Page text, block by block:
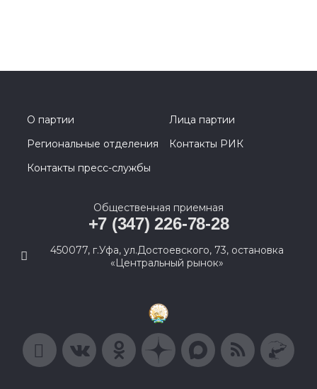
О партии
Лица партии
Региональные отделения
Контакты РИК
Контакты пресс-службы
Общественная приемная
+7 (347) 226-78-28
450077, г.Уфа, ул.Достоевского, 73, остановка
«Центральный рынок»